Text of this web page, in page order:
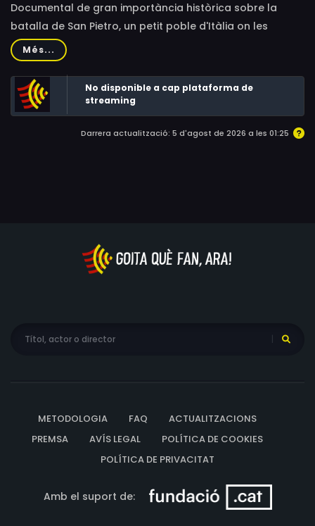
Documental de gran importància històrica sobre la
batalla de San Pietro, un petit poble d'Itàlia on les
tropes alemanyes es van enfrontar amb les americanes
durant la Segona Guerra Mundial.
Més...
No disponible a cap plataforma de
streaming
Darrera actualització: 5 d'agost de 2026 a les 01:25
METODOLOGIA FAQ
ACTUALITZACIONS
PREMSA
AVÍS LEGAL
POLÍTICA DE COOKIES
POLÍTICA DE PRIVACITAT
Amb el suport de: